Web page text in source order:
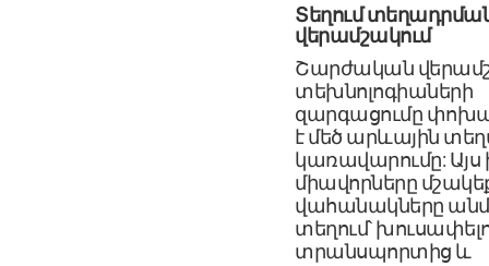
Տեղում
վերամշակում
Շարժական
տեխնոլոգիաների
զարգացումը
է մեծ արևային
կառավարումը:
միավորները
վահանակները
տեղում՝
տրանսպորտից և